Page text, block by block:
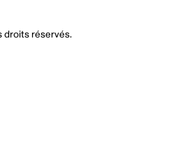
droits réservés.